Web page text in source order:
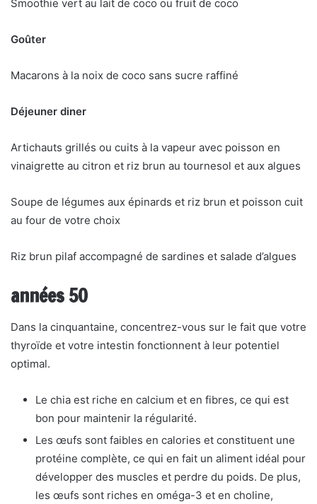
Smoothie vert au lait de coco ou fruit de coco
Goûter
Macarons à la noix de coco sans sucre raffiné
Déjeuner diner
Artichauts grillés ou cuits à la vapeur avec poisson en
vinaigrette au citron et riz brun au tournesol et aux algues
Soupe de légumes aux épinards et riz brun et poisson cuit
au four de votre choix
Riz brun pilaf accompagné de sardines et salade d’algues
années 50
Dans la cinquantaine, concentrez-vous sur le fait que votre
thyroïde et votre intestin fonctionnent à leur potentiel
optimal.
Le chia est riche en calcium et en fibres, ce qui est
bon pour maintenir la régularité.
Les œufs sont faibles en calories et constituent une
protéine complète, ce qui en fait un aliment idéal pour
développer des muscles et perdre du poids. De plus,
les œufs sont riches en oméga-3 et en choline,